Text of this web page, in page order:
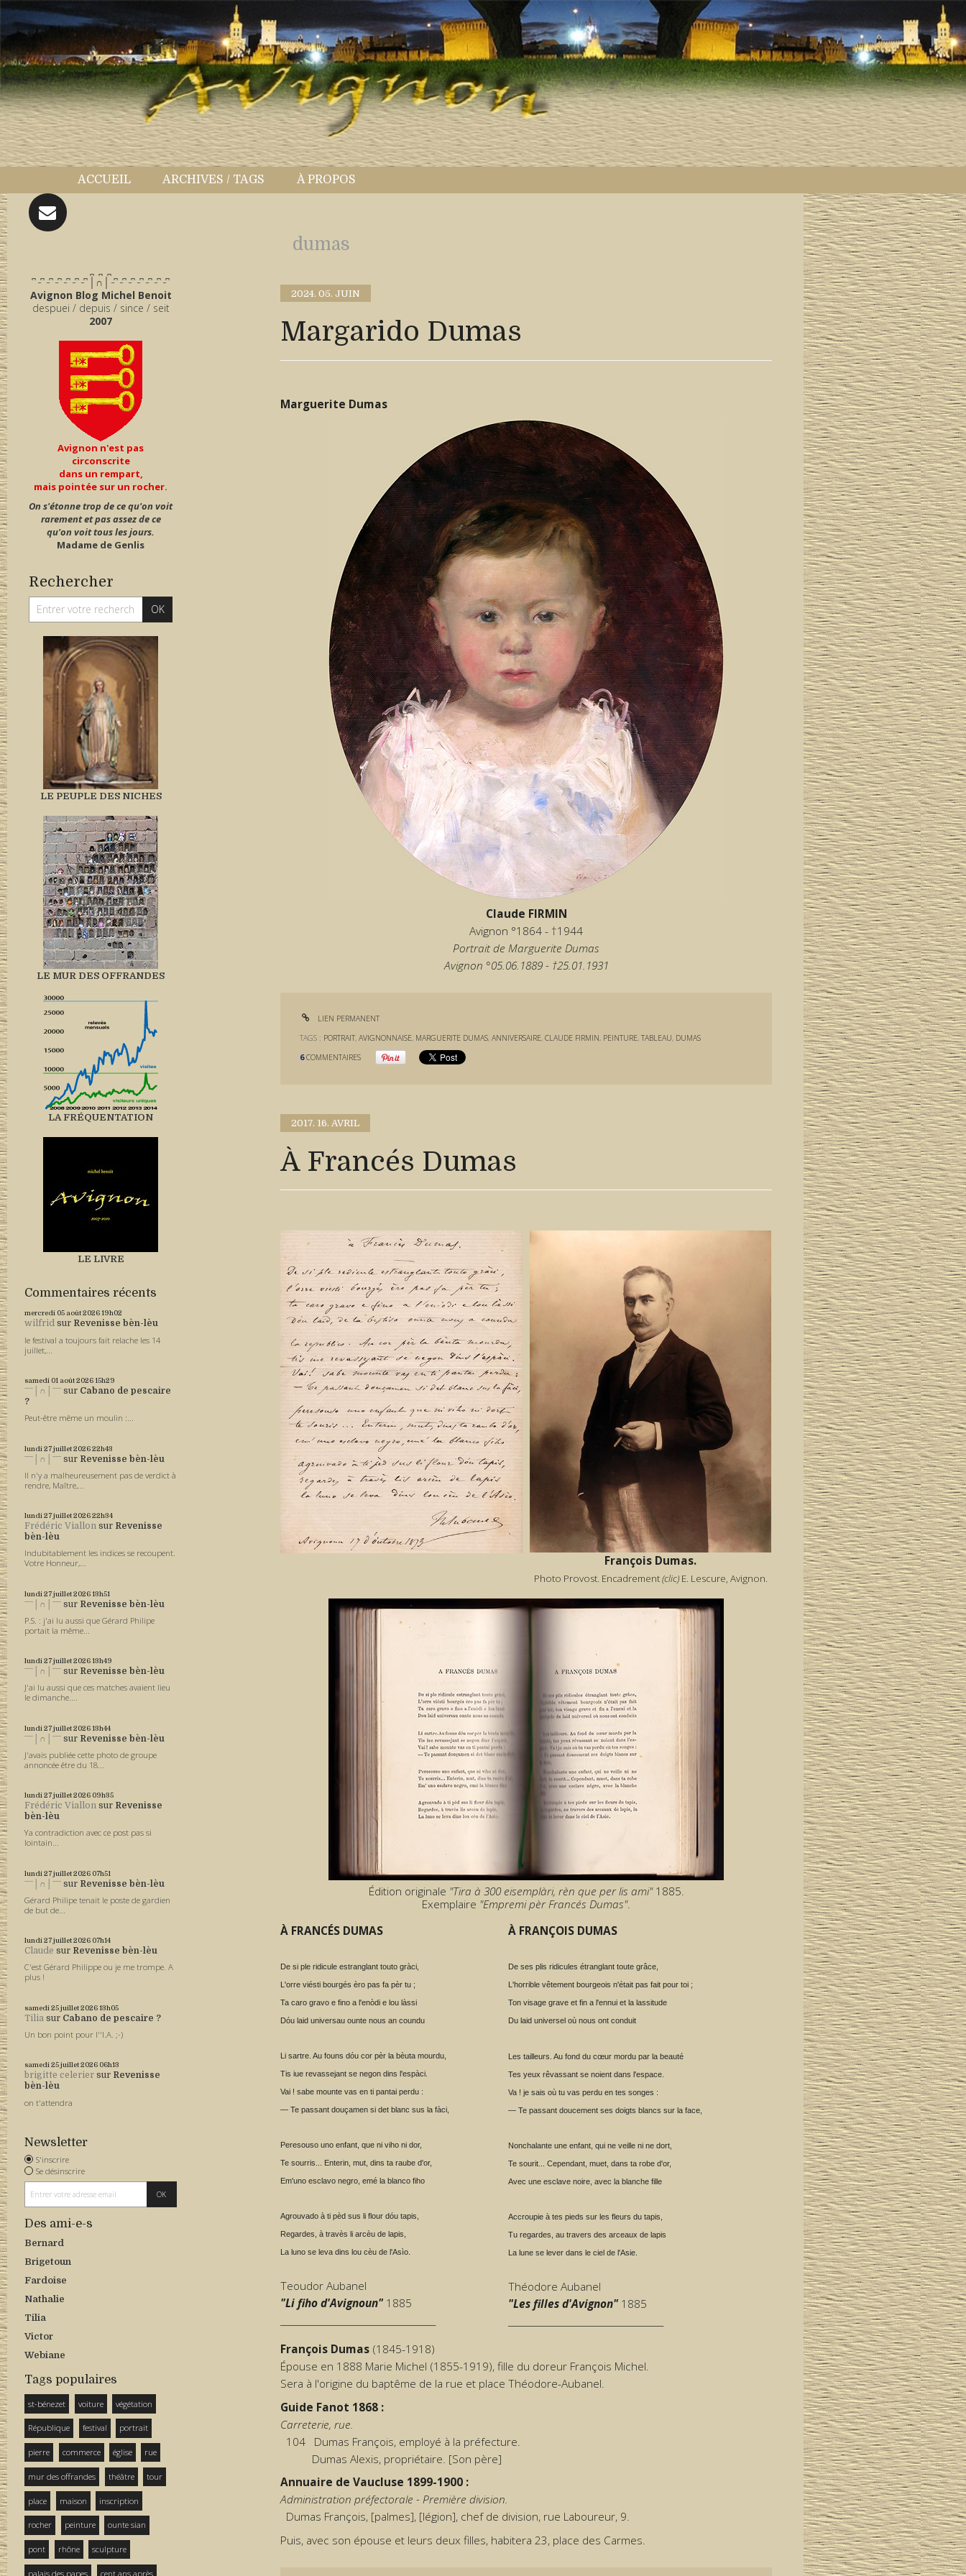
ACCUEIL ARCHIVES / TAGS À PROPOS
͆ ̵ ͆ ̵ ͆ ̵ ͆ ̵ ͆ ̵ ͆ ̵ ͆ │∩│ ̵ ͆ ̵ ͆ ̵ ͆ ̵ ͆ ̵ ͆ ̵ ͆ ̵ ͆
Avignon Blog Michel Benoit
despuei / depuis / since / seit
2007
Avignon n'est pas
circonscrite
dans un rempart,
mais pointée sur un rocher.
On s'étonne trop de ce qu'on voit
rarement et pas assez de ce
qu'on voit tous les jours.
Madame de Genlis
Rechercher
LE PEUPLE DES NICHES
LE MUR DES OFFRANDES
LA FRÉQUENTATION
LE LIVRE
Commentaires récents
mercredi 05 août 2026 19h02
wilfrid sur Revenisse bèn-lèu
le festival a toujours fait relache les 14
juillet,...
samedi 01 août 2026 15h29
ˉˉˉ│∩│ˉˉˉ sur Cabano de pescaire
?
Peut-être même un moulin :...
lundi 27juillet 2026 22h43
ˉˉˉ│∩│ˉˉˉ sur Revenisse bèn-lèu
Il n'y a malheureusement pas de verdict à
rendre, Maître,...
lundi 27juillet 2026 22h34
Frédéric Viallon sur Revenisse
bèn-lèu
Indubitablement les indices se recoupent.
Votre Honneur,...
lundi 27juillet 2026 13h51
ˉˉˉ│∩│ˉˉˉ sur Revenisse bèn-lèu
P.S. : j'ai lu aussi que Gérard Philipe
portait la même...
lundi 27juillet 2026 13h49
ˉˉˉ│∩│ˉˉˉ sur Revenisse bèn-lèu
J'ai lu aussi que ces matches avaient lieu
le dimanche....
lundi 27juillet 2026 13h44
ˉˉˉ│∩│ˉˉˉ sur Revenisse bèn-lèu
J'avais publiée cette photo de groupe
annoncée être du 18...
lundi 27juillet 2026 09h35
Frédéric Viallon sur Revenisse
bèn-lèu
Ya contradiction avec ce post pas si
lointain...
lundi 27juillet 2026 07h51
ˉˉˉ│∩│ˉˉˉ sur Revenisse bèn-lèu
Gérard Philipe tenait le poste de gardien
de but de...
lundi 27juillet 2026 07h14
Claude sur Revenisse bèn-lèu
C'est Gérard Philippe ou je me trompe. A
plus !
samedi 25 juillet 2026 13h05
Tilia sur Cabano de pescaire ?
Un bon point pour l''I.A. ;-)
samedi 25 juillet 2026 06h13
brigitte celerier sur Revenisse
bèn-lèu
on t'attendra
Newsletter
S'inscrire
Se désinscrire
Des ami-e-s
Bernard
Brigetoun
Fardoise
Nathalie
Tilia
Victor
Webiane
Tags populaires
st-bénezet voiture végétation
République festival portrait
pierre commerce église rue
mur des offrandes théâtre tour
place maison inscription
rocher peinture ounte sian
pont rhône sculpture
palais des papes cent ans après
dumas
2024. 05. JUIN
Margarido Dumas
Marguerite Dumas
Claude FIRMIN
Avignon °1864 - †1944
Portrait de Marguerite Dumas
Avignon °05.06.1889 - †25.01.1931
LIEN PERMANENT
TAGS : PORTRAIT, AVIGNONNAISE, MARGUERITE DUMAS, ANNIVERSAIRE, CLAUDE FIRMIN, PEINTURE, TABLEAU, DUMAS
6 COMMENTAIRES
2017. 16. AVRIL
À Francés Dumas
François Dumas.
Photo Provost. Encadrement(clic)E. Lescure, Avignon.
Édition originale "Tira à 300 eisemplàri, rèn que per lis ami"1885.
Exemplaire "Empremi pèr Francés Dumas".
À FRANCÉS DUMAS
De si ple ridicule estranglant touto gràci,
L'orre viésti bourgés èro pas fa pèr tu ;
Ta caro gravo e fino a l'enòdi e lou làssi
Dóu laid universau ounte nous an coundu
Li sartre. Au founs dóu cor pèr la bèuta mourdu,
Tis iue revassejant se negon dins l'espàci.
Vai ! sabe mounte vas en ti pantai perdu :
— Te passant douçamen si det blanc sus la fàci,
Peresouso uno enfant, que ni viho ni dor,
Te sourris... Enterin, mut, dins ta raube d'or,
Em'uno esclavo negro, emé la blanco fiho
Agrouvado à ti pèd sus li flour dóu tapis,
Regardes, à travès li arcèu de lapis,
La luno se leva dins lou cèu de l'Asìo.
Teoudor Aubanel
"Li fiho d'Avignoun" 1885
À FRANÇOIS DUMAS
De ses plis ridicules étranglant toute grâce,
L'horrible vêtement bourgeois n'était pas fait pour toi ;
Ton visage grave et fin a l'ennui et la lassitude
Du laid universel où nous ont conduit
Les tailleurs. Au fond du cœur mordu par la beauté
Tes yeux rêvassant se noient dans l'espace.
Va ! je sais où tu vas perdu en tes songes :
— Te passant doucement ses doigts blancs sur la face,
Nonchalante une enfant, qui ne veille ni ne dort,
Te sourit... Cependant, muet, dans ta robe d'or,
Avec une esclave noire, avec la blanche fille
Accroupie à tes pieds sur les fleurs du tapis,
Tu regardes, au travers des arceaux de lapis
La lune se lever dans le ciel de l'Asie.
Théodore Aubanel
"Les filles d'Avignon" 1885
François Dumas (1845-1918)
Épouse en 1888 Marie Michel (1855-1919), fille du doreur François Michel.
Sera à l'origine du baptême de la rue et place Théodore-Aubanel.
Guide Fanot 1868 :
Carreterie, rue.
104 Dumas François, employé à la préfecture.
Dumas Alexis, propriétaire. [Son père]
Annuaire de Vaucluse 1899-1900 :
Administration préfectorale - Première division.
Dumas François, [palmes], [légion], chef de division, rue Laboureur, 9.
Puis, avec son épouse et leurs deux filles, habitera 23, place des Carmes.